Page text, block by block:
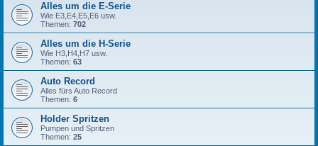
Alles um die E-Serie
Wie E3,E4,E5,E6 usw.
Themen: 702
Alles um die H-Serie
Wie H3,H4,H7 usw.
Themen: 63
Auto Record
Alles fürs Auto Record
Themen: 6
Holder Spritzen
Pumpen und Spritzen
Themen: 25